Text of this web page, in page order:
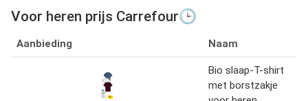
Voor heren prijs Carrefour🕒
Aanbieding Naam
Bio slaap-T-shirt
met borstzakje